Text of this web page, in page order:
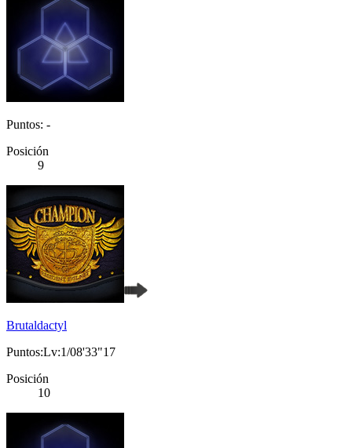
Puntos: -
Posición
9
Brutaldactyl
Puntos:Lv:1/08'33"17
Posición
10